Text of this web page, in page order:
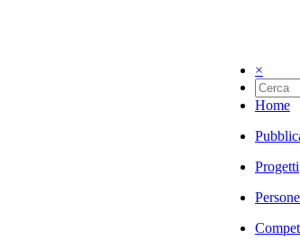
×
Home
Progetti
Persone